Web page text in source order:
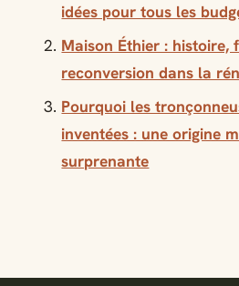
idées pour tous les
Maison Éthier : histoire,
reconversion dans la
Pourquoi les
inventées : une origine
surprenante